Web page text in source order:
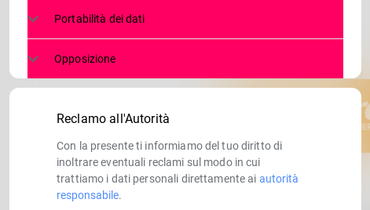
Portabilità dei dati
Opposizione
Reclamo all'Autorità
Con la presente ti informiamo del tuo diritto di
inoltrare eventuali reclami sul modo in cui
trattiamo i dati personali direttamente ai autorità
responsabile.